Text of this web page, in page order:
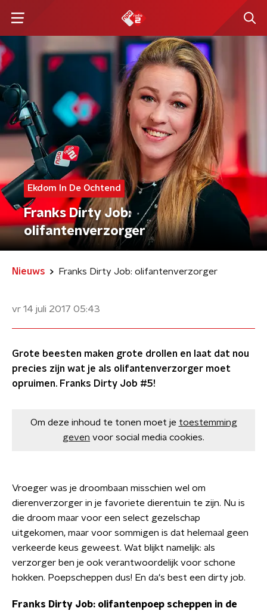
Ekdom In De Ochtend
Franks Dirty Job:
olifantenverzorger
Nieuws Franks Dirty Job: olifantenverzorger
vr 14 juli 2017 05:43
Grote beesten maken grote drollen en laat dat nou
precies zijn wat je als olifantenverzorger moet
opruimen. Franks Dirty Job #5!
Om deze inhoud te tonen moet je toestemming
geven voor social media cookies.
Vroeger was je droombaan misschien wel om
dierenverzorger in je favoriete dierentuin te zijn. Nu is
die droom maar voor een select gezelschap
uitgekomen, maar voor sommigen is dat helemaal geen
verkeerde keus geweest. Wat blijkt namelijk: als
verzorger ben je ook verantwoordelijk voor schone
hokken. Poepscheppen dus! En da's best een dirty job.
Franks Dirty Job: olifantenpoep scheppen in de